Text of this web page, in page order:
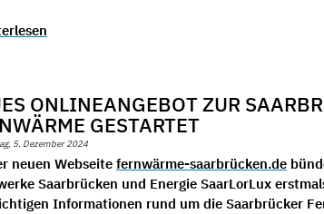
ONLINEANGEBOT ZUR
GESTARTET
5. Dezember 2024
neuen Webseite fernwärme-saarbrücken.de
Saarbrücken und Energie SaarLorLux
Informationen rund um die Saarbrücker